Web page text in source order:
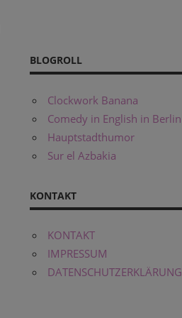
BLOGROLL
Clockwork Banana
Comedy in English in Berlin
Hauptstadthumor
Sur el Azbakia
KONTAKT
KONTAKT
IMPRESSUM
DATENSCHUTZERKLÄRUNG